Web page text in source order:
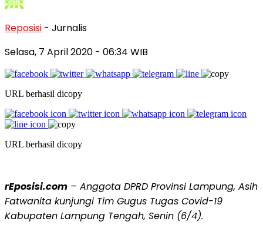
Reposisi - Jurnalis
Selasa, 7 April 2020 - 06:34 WIB
URL berhasil dicopy
URL berhasil dicopy
rEposisi.com – Anggota DPRD Provinsi Lampung, Asih
Fatwanita kunjungi Tim Gugus Tugas Covid-19
Kabupaten Lampung Tengah, Senin (6/4).